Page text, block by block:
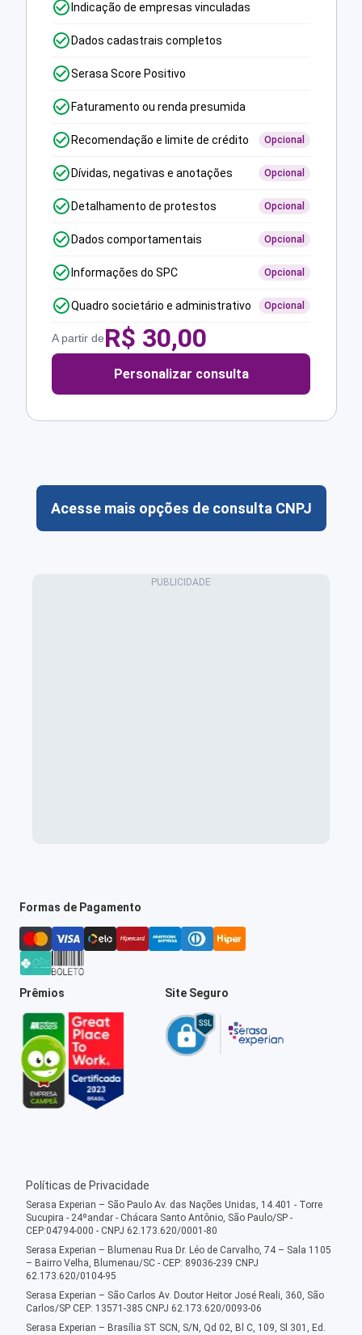
Indicação de empresas vinculadas
Dados cadastrais completos
Serasa Score Positivo
Faturamento ou renda presumida
Recomendação e limite de crédito Opcional
Dívidas, negativas e anotações Opcional
Detalhamento de protestos Opcional
Dados comportamentais Opcional
Informações do SPC Opcional
Quadro societário e administrativo Opcional
A partir deR$ 30,00
Personalizar consulta
Acesse mais opções de consulta CNPJ
Formas de Pagamento
Prêmios Site Seguro
Políticas de Privacidade
Serasa Experian – São Paulo Av. das Nações Unidas, 14.401 - Torre
Sucupira - 24ºandar - Chácara Santo Antônio, São Paulo/SP -
CEP:04794-000 - CNPJ 62.173.620/0001-80
Serasa Experian – Blumenau Rua Dr. Léo de Carvalho, 74 – Sala 1105
– Bairro Velha, Blumenau/SC - CEP: 89036-239 CNPJ
62.173.620/0104-95
Serasa Experian – São Carlos Av. Doutor Heitor José Reali, 360, São
Carlos/SP CEP: 13571-385 CNPJ 62.173.620/0093-06
Serasa Experian – Brasília ST SCN, S/N, Qd 02, Bl C, 109, Sl 301, Ed.